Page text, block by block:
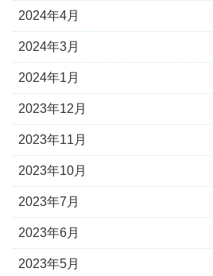
2024年4月
2024年3月
2024年1月
2023年12月
2023年11月
2023年10月
2023年7月
2023年6月
2023年5月